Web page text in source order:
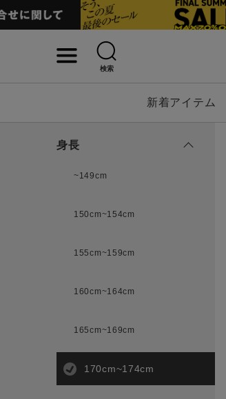
検索
新着アイテム
キーワード
身長
~149cm
150cm~154cm
155cm~159cm
160cm~164cm
165cm~169cm
170cm~174cm